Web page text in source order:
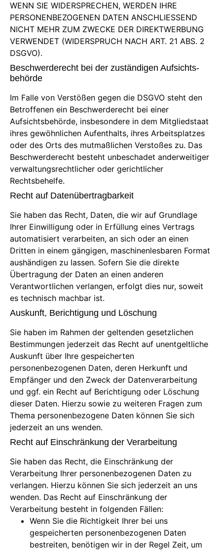
WENN SIE WIDERSPRECHEN, WERDEN IHRE
PERSONENBEZOGENEN DATEN ANSCHLIESSEND
NICHT MEHR ZUM ZWECKE DER DIREKTWERBUNG
VERWENDET (WIDERSPRUCH NACH ART. 21 ABS. 2
DSGVO).
Beschwerde­recht bei der zuständigen Aufsichts­
behörde
Im Falle von Verstößen gegen die DSGVO steht den
Betroffenen ein Beschwerderecht bei einer
Aufsichtsbehörde, insbesondere in dem Mitgliedstaat
ihres gewöhnlichen Aufenthalts, ihres Arbeitsplatzes
oder des Orts des mutmaßlichen Verstoßes zu. Das
Beschwerderecht besteht unbeschadet anderweitiger
verwaltungsrechtlicher oder gerichtlicher
Rechtsbehelfe.
Recht auf Daten­übertrag­barkeit
Sie haben das Recht, Daten, die wir auf Grundlage
Ihrer Einwilligung oder in Erfüllung eines Vertrags
automatisiert verarbeiten, an sich oder an einen
Dritten in einem gängigen, maschinenlesbaren Format
aushändigen zu lassen. Sofern Sie die direkte
Übertragung der Daten an einen anderen
Verantwortlichen verlangen, erfolgt dies nur, soweit
es technisch machbar ist.
Auskunft, Berichtigung und Löschung
Sie haben im Rahmen der geltenden gesetzlichen
Bestimmungen jederzeit das Recht auf unentgeltliche
Auskunft über Ihre gespeicherten
personenbezogenen Daten, deren Herkunft und
Empfänger und den Zweck der Datenverarbeitung
und ggf. ein Recht auf Berichtigung oder Löschung
dieser Daten. Hierzu sowie zu weiteren Fragen zum
Thema personenbezogene Daten können Sie sich
jederzeit an uns wenden.
Recht auf Einschränkung der Verarbeitung
Sie haben das Recht, die Einschränkung der
Verarbeitung Ihrer personenbezogenen Daten zu
verlangen. Hierzu können Sie sich jederzeit an uns
wenden. Das Recht auf Einschränkung der
Verarbeitung besteht in folgenden Fällen:
Wenn Sie die Richtigkeit Ihrer bei uns
gespeicherten personenbezogenen Daten
bestreiten, benötigen wir in der Regel Zeit, um